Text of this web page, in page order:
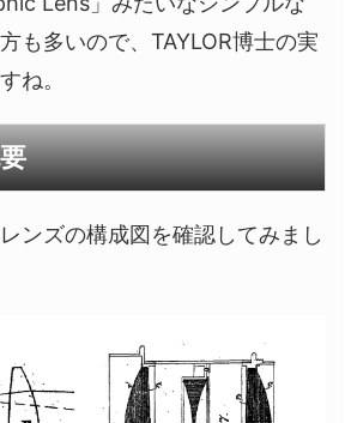
も多いので、TAYLOR博士の実
ね。
ンズの構成図を確認してみまし